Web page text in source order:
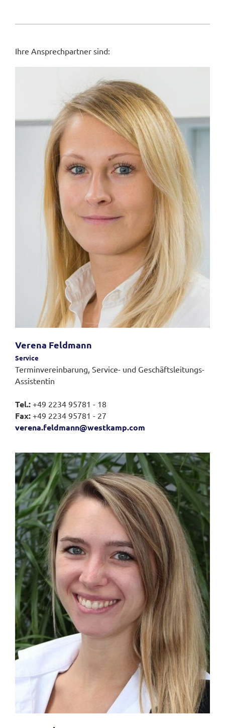
Ihre Ansprechpartner sind:
Verena Feldmann
Service
Terminvereinbarung, Service- und Geschäftsleitungs-
Assistentin
Tel.: +49 2234 95781 - 18
Fax: +49 2234 95781 - 27
verena.feldmann@westkamp.com